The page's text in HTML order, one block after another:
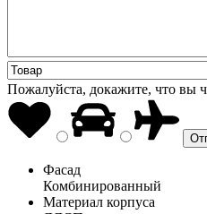
Пожалуйста, докажите, что вы
Фасад
Комбинированный
Материал корпуса